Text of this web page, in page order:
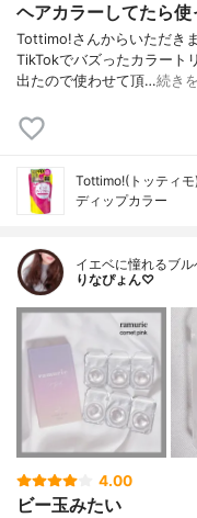
ヘアカラーしてたら使
Tottimo!さんからいただき
TikTokでバズったカラート
出たので使わせて頂…続き
Tottimo!(トッティモ)
ディップカラー
イエベに憧れるブ
りなぴょん♡
4.00
ビー玉みたい